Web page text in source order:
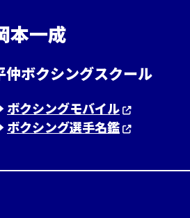
本一成
仲ボクシングスクール
ボクシングモバイル
ボクシング選手名鑑